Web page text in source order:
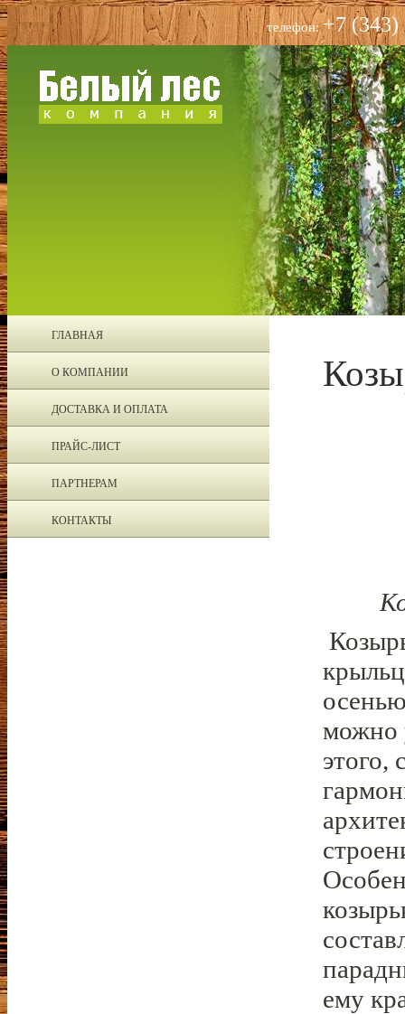
телефон:+7 (343)
ГЛАВНАЯ
О КОМПАНИИ
ДОСТАВКА И ОПЛАТА
ПРАЙС-ЛИСТ
ПАРТНЕРАМ
КОНТАКТЫ
можно
этого,
ему